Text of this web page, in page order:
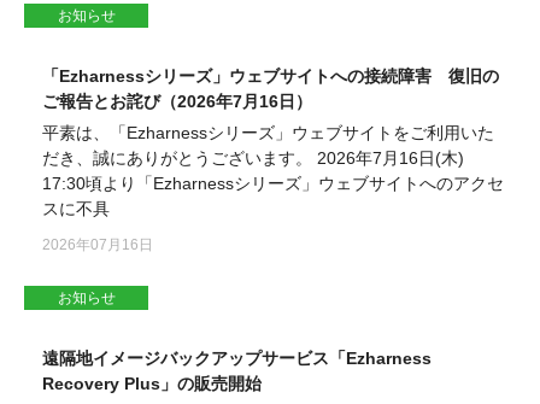
お知らせ
「Ezharnessシリーズ」ウェブサイトへの接続障害 復旧の
ご報告とお詫び（2026年7月16日）
平素は、「Ezharnessシリーズ」ウェブサイトをご利用いた
だき、誠にありがとうございます。 2026年7月16日(木)
17:30頃より「Ezharnessシリーズ」ウェブサイトへのアクセ
スに不具
2026年07月16日
お知らせ
遠隔地イメージバックアップサービス「Ezharness
Recovery Plus」の販売開始